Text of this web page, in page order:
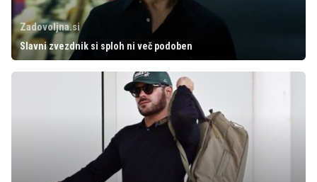
Zadovoljna.si
Slavni zvezdnik si sploh ni več podoben